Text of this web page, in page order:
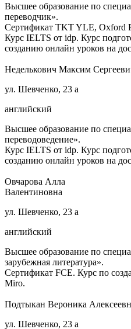
Высшее образование по
переводчик».
Сертификат TKT YLE, Oxford
Курс IELTS от idp. Курс
созданию онлайн уроков на
Неделькович Максим
ул. Шевченко, 23 а
английский
Высшее образование по
переводоведение».
Курс IELTS от idp. Курс
созданию онлайн уроков на
Овчарова Алла
Валентиновна
ул. Шевченко, 23 а
английский
Высшее образование по
зарубежная литература».
Сертификат FCE. Курс по
Miro.
Подтыкан Вероника
ул. Шевченко, 23 а